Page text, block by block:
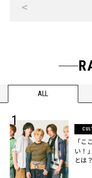
<
ALL
「
い！
とは